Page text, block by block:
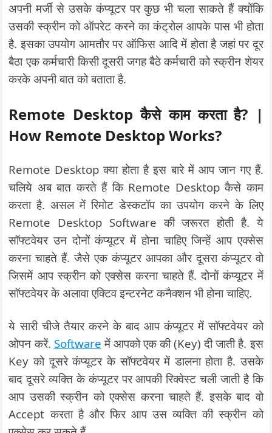
अपनी मर्जी से उसके कंप्यूटर पर कुछ भी चला साकते हैं क्योंकि
उसकी स्क्रीन को ऑपरेट करने का कंट्रोल आपके पास भी होता
है. इसका उपयोग आमतौर पर ऑफिस आदि में होता है जहां पर दूर
बैठा एक कर्मचारी किसी दूसरी जगह बैठे कर्मचारी को स्क्रीन शेयर
करके अपनी बात को बताता है.
Remote Desktop कैसे काम करता है? |
How Remote Desktop Works?
Remote Desktop क्या होता है इस बारे में आप जान गए हैं.
चलिये अब बात करते हैं कि Remote Desktop कैसे काम
करता है. असल में रिमोट डेस्कटॉप का उपयोग करने के लिए
Remote Desktop Software की जरूरत होती है. ये
सॉफ्टवेयर उन दोनों कंप्यूटर में होना चाहिए जिन्हें आप एक्सेस
करना चाहते हैं. जैसे एक कंप्यूटर आपका और दूसरा कंप्यूटर वो
जिसमें आप स्क्रीन को एक्सेस करना चाहते हैं. दोनों कंप्यूटर में
सॉफ्टवेयर के अलावा एक्टिव इन्टरनेट कनैक्शन भी होना चाहिए.
ये सारी चीजे तैयार करने के बाद आप कंप्यूटर में सॉफ्टवेयर को
ओपन करें. Software में आपको एक की (Key) दी जाती है. इस
Key को दूसरे कंप्यूटर के सॉफ्टवेयर में डालना होता है. उसके
बाद दूसरे व्यक्ति के कंप्यूटर पर आपकी रिक्वेस्ट चली जाती है कि
आप उसकी स्क्रीन को एक्सेस करना चाहते हैं. इसके बाद वो
Accept करता है और फिर आप उस व्यक्ति की स्क्रीन को